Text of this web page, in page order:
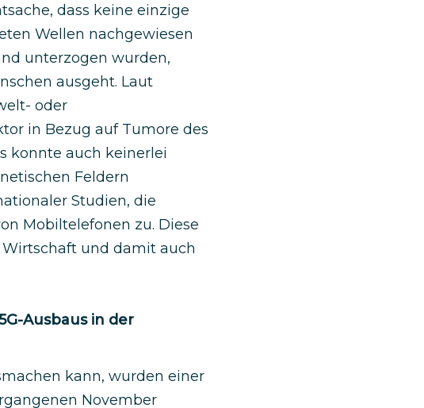
dass keine einzige
Wellen nachgewiesen
unterzogen wurden,
ausgeht. Laut
oder
in Bezug auf Tumore des
konnte auch keinerlei
Feldern
Studien, die
Mobiltelefonen zu. Diese
und damit auch
Ausbaus in der
kann, wurden einer
November